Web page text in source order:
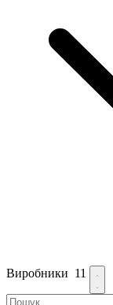
Виробники 11